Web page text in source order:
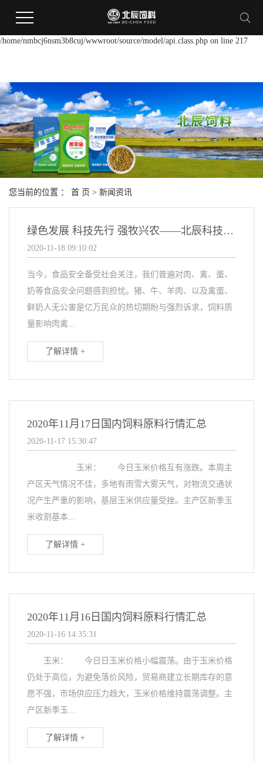
file_put_contents(/home/nmbcj6nsm3b8cuj/wwwroot/source/cache/
/home/nmbcj6nsm3b8cuj/wwwroot/source/model/api.class.php on line 217
您当前的位置 ： 首 页 > 新闻资讯
绿色发展 科技先行 强牧兴农——北辰科技企业使命
2020-11-18 09:10:02
当今，食品安全备受社会关注，我们普遍对肉、禽、蛋、
奶等食品安全问题感到担忧。猪、牛、羊肉、以及禽蛋、
鲜奶人无公害是亿万民众的热切期盼与强烈诉求，饲料质
量影响肉禽...
了解详情 +
2020年11月17日国内饲料原料行情汇总
2020-11-17 15:30:47
玉米： 今日玉米价格互有涨跌。本周主
产区天气情况不佳，多地有雨雪大雾天气，对物流交通状
况产生严重的影响，基层玉米供应量受挫。主产区新季玉
米收割基本...
了解详情 +
2020年11月16日国内饲料原料行情汇总
2020-11-16 14:35:31
玉米： 今日日玉米价格小幅震荡。由于玉米价格
仍处于高位，为避免落价风险，贸易商建立长期库存的意
愿不强，市场供应压力趋大，玉米价格维持震荡调整。主
产区新季玉...
了解详情 +